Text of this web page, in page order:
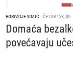
BORIVOJE SIMIĆ ČETVRTAK,
Domaća
povećavaju